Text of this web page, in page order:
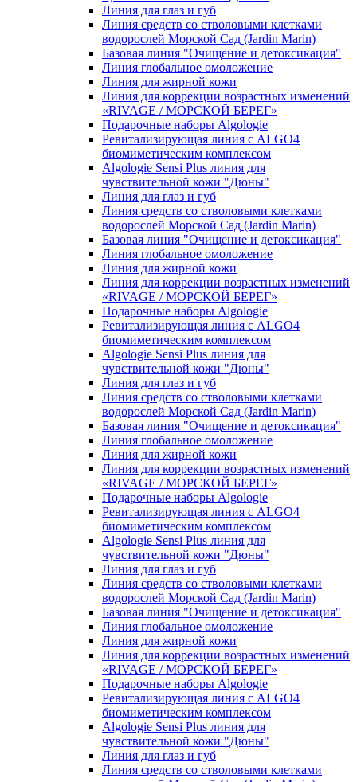
Линия для глаз и губ
Линия средств со стволовыми клетками
водорослей Морской Сад (Jardin Marin)
Базовая линия "Очищение и детоксикация"
Линия глобальное омоложение
Линия для жирной кожи
Линия для коррекции возрастных изменений
«RIVAGE / МОРСКОЙ БЕРЕГ»
Подарочные наборы Algologie
Ревитализирующая линия с ALGO4
биомиметическим комплексом
Algologie Sensi Plus линия для
чувcтвительной кожи "Дюны"
Линия для глаз и губ
Линия средств со стволовыми клетками
водорослей Морской Сад (Jardin Marin)
Базовая линия "Очищение и детоксикация"
Линия глобальное омоложение
Линия для жирной кожи
Линия для коррекции возрастных изменений
«RIVAGE / МОРСКОЙ БЕРЕГ»
Подарочные наборы Algologie
Ревитализирующая линия с ALGO4
биомиметическим комплексом
Algologie Sensi Plus линия для
чувcтвительной кожи "Дюны"
Линия для глаз и губ
Линия средств со стволовыми клетками
водорослей Морской Сад (Jardin Marin)
Базовая линия "Очищение и детоксикация"
Линия глобальное омоложение
Линия для жирной кожи
Линия для коррекции возрастных изменений
«RIVAGE / МОРСКОЙ БЕРЕГ»
Подарочные наборы Algologie
Ревитализирующая линия с ALGO4
биомиметическим комплексом
Algologie Sensi Plus линия для
чувcтвительной кожи "Дюны"
Линия для глаз и губ
Линия средств со стволовыми клетками
водорослей Морской Сад (Jardin Marin)
Базовая линия "Очищение и детоксикация"
Линия глобальное омоложение
Линия для жирной кожи
Линия для коррекции возрастных изменений
«RIVAGE / МОРСКОЙ БЕРЕГ»
Подарочные наборы Algologie
Ревитализирующая линия с ALGO4
биомиметическим комплексом
Algologie Sensi Plus линия для
чувcтвительной кожи "Дюны"
Линия для глаз и губ
Линия средств со стволовыми клетками